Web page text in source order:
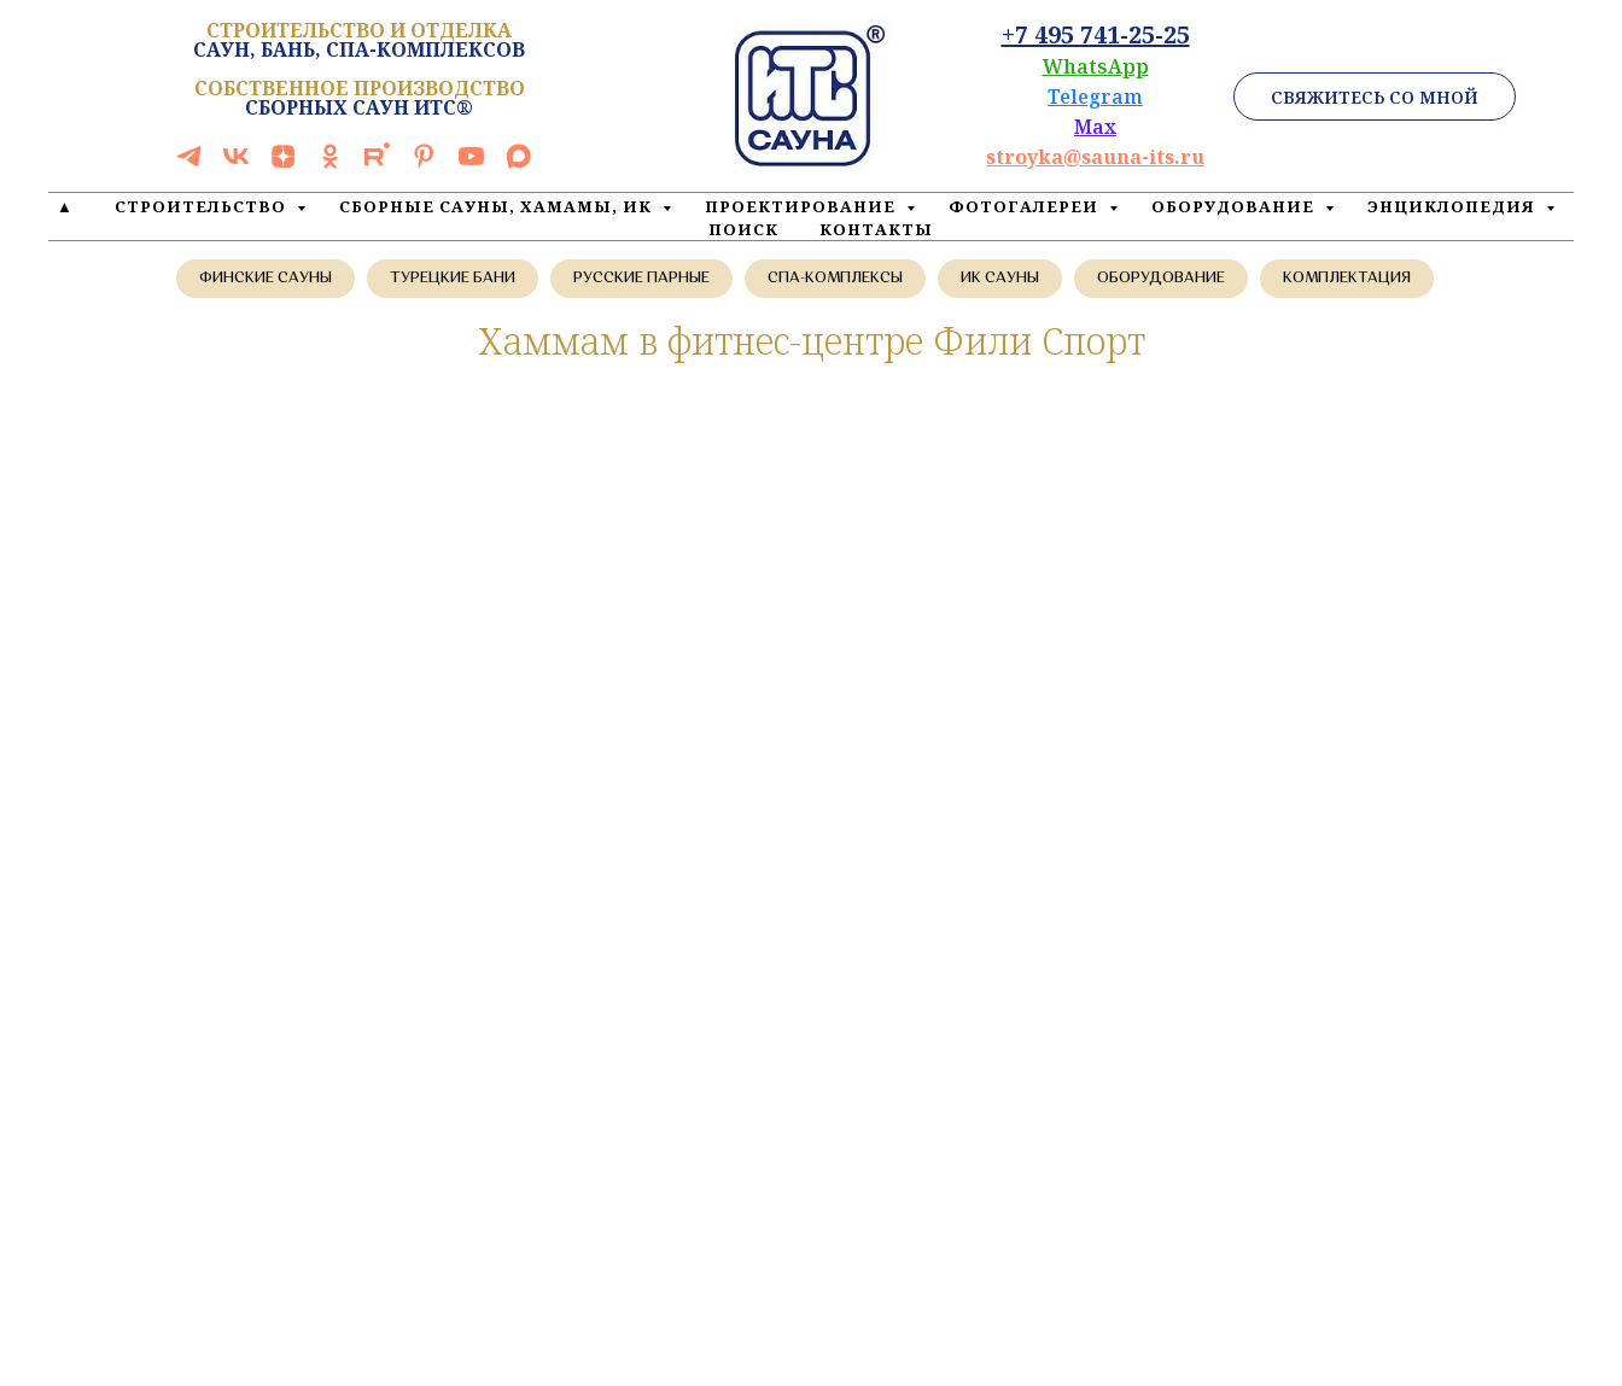
СТРОИТЕЛЬСТВО И ОТДЕЛКА
САУН, БАНЬ, СПА-КОМПЛЕКСОВ
СОБСТВЕННОЕ ПРОИЗВОДСТВО
СБОРНЫХ САУН ИТС®
+7 495 741-25-25
WhatsApp
Telegram
Max
stroyka@sauna-its.ru
СВЯЖИТЕСЬ СО МНОЙ
▲ СТРОИТЕЛЬСТВО СБОРНЫЕ САУНЫ, ХАМАМЫ, ИК ПРОЕКТИРОВАНИЕ ФОТОГАЛЕРЕИ ОБОРУДОВАНИЕ
ЭНЦИКЛОПЕДИЯ
ПОИСК
КОНТАКТЫ
ФИНСКИЕ САУНЫ ТУРЕЦКИЕ БАНИ РУССКИЕ ПАРНЫЕ СПА-КОМПЛЕКСЫ ИК САУНЫ ОБОРУДОВАНИЕ КОМПЛЕКТАЦИЯ
Хаммам в фитнес-центре Фили Спорт